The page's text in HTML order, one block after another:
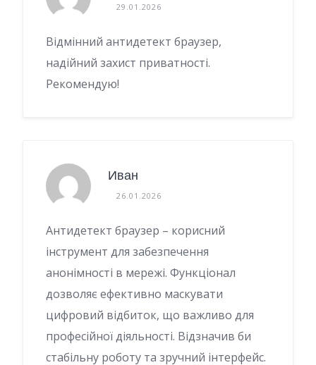
29.01.2026
Відмінний антидетект браузер,
надійний захист приватності.
Рекомендую!
Иван
26.01.2026
Антидетект браузер – корисний
інструмент для забезпечення
анонімності в мережі. Функціонал
дозволяє ефективно маскувати
цифровий відбиток, що важливо для
професійної діяльності. Відзначив би
стабільну роботу та зручний інтерфейс.